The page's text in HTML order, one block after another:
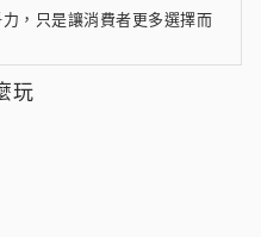
，只是讓消費者更多選擇而
玩